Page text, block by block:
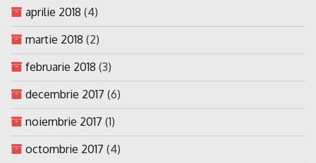
aprilie 2018 (4)
martie 2018 (2)
februarie 2018 (3)
decembrie 2017 (6)
noiembrie 2017 (1)
octombrie 2017 (4)